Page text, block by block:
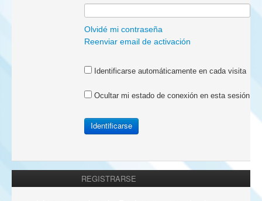
Olvidé mi contraseña
Reenviar email de activación
Identificarse automáticamente en cada visita
Ocultar mi estado de conexión en esta sesión
REGISTRARSE